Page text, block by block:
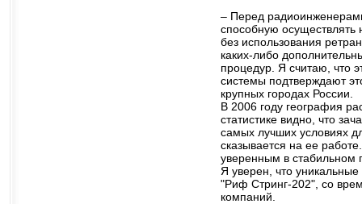
– Перед
способную осуществлять
без использования
каких-либо
процедур. Я считаю, что
системы подтверждают
крупных городах России.
В 2006 году география
статистике видно, что
самых лучших условиях
сказывается на ее
уверенным в стабильном
Я уверен, что
"Риф Стринг-202", со
компаний.